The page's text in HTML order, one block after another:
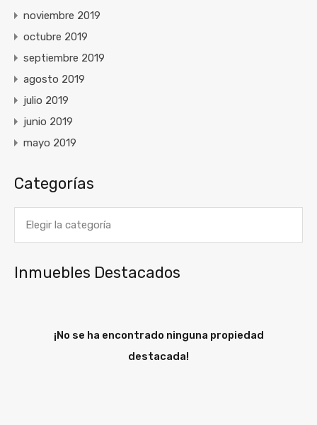
noviembre 2019
octubre 2019
septiembre 2019
agosto 2019
julio 2019
junio 2019
mayo 2019
Categorías
Inmuebles Destacados
¡No se ha encontrado ninguna propiedad
destacada!